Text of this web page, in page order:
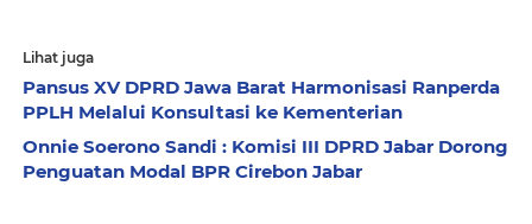
Lihat juga
Pansus XV DPRD Jawa Barat Harmonisasi Ranperda
PPLH Melalui Konsultasi ke Kementerian
Onnie Soerono Sandi : Komisi III DPRD Jabar Dorong
Penguatan Modal BPR Cirebon Jabar